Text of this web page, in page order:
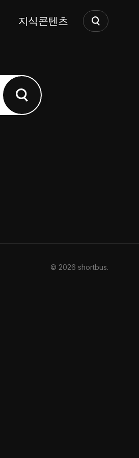
지식콘텐츠
© 2026 shortbus.